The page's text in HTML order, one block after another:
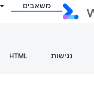
משאבים
נגישות HTML